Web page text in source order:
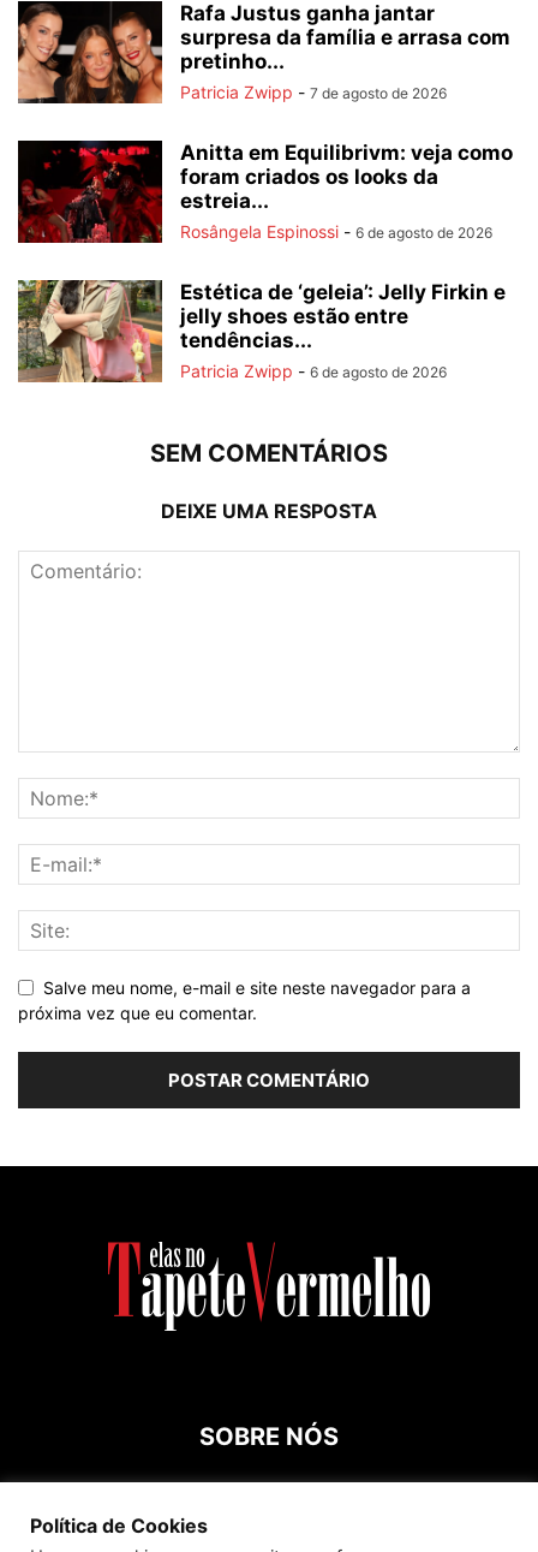
Rafa Justus ganha jantar
surpresa da família e arrasa com
pretinho...
Patricia Zwipp - 7 de agosto de 2026
Anitta em Equilibrivm: veja como
foram criados os looks da
estreia...
Rosângela Espinossi - 6 de agosto de 2026
Estética de ‘geleia’: Jelly Firkin e
jelly shoes estão entre
tendências...
Patricia Zwipp - 6 de agosto de 2026
SEM COMENTÁRIOS
DEIXE UMA RESPOSTA
Salve meu nome, e-mail e site neste navegador para a
próxima vez que eu comentar.
SOBRE NÓS
Contato:
Política de Cookies